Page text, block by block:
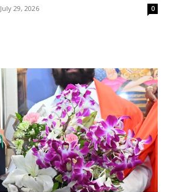
July 29, 2026 0